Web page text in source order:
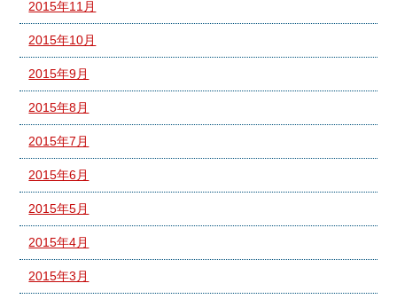
2015年11月
2015年10月
2015年9月
2015年8月
2015年7月
2015年6月
2015年5月
2015年4月
2015年3月